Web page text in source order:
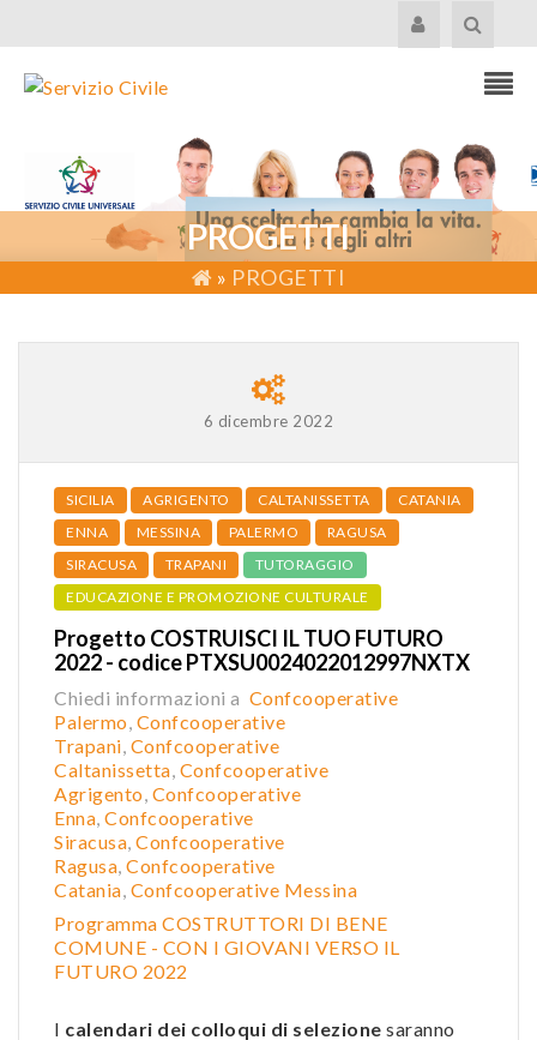
PROGETTI
» PROGETTI
6 dicembre 2022
SICILIA AGRIGENTO CALTANISSETTA
CATANIA
ENNA
MESSINA PALERMO
RAGUSA
SIRACUSA
TRAPANI
TUTORAGGIO
EDUCAZIONE E PROMOZIONE CULTURALE
Progetto COSTRUISCI IL TUO FUTURO
2022 - codice PTXSU0024022012997NXTX
Chiedi informazioni a Confcooperative
Palermo, Confcooperative
Trapani, Confcooperative
Caltanissetta, Confcooperative
Agrigento, Confcooperative
Enna, Confcooperative
Siracusa, Confcooperative
Ragusa, Confcooperative
Catania, Confcooperative Messina
Programma COSTRUTTORI DI BENE
COMUNE - CON I GIOVANI VERSO IL
FUTURO 2022
I calendari dei colloqui di selezione saranno